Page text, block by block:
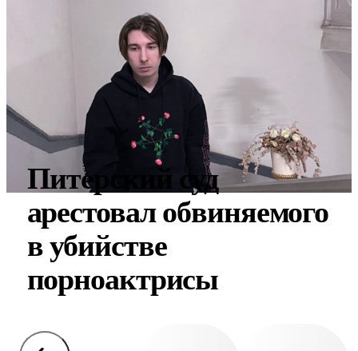
Питерский суд
арестовал обвиняемого
в убийстве
порноактрисы